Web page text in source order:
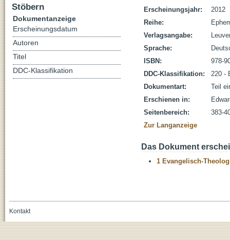
Erscheinungsjahr:
2012
Reihe:
Verlagsangabe:
Sprache:
ISBN:
978-
DDC-Klassifikation:
220 -
Dokumentart:
Teil
Erschienen in:
Seitenbereich:
383-
Zur Langanzeige
Das Dokument
1 Evangelisch-
Stöbern
Dokumentanzeige
Erscheinungsdatum
Autoren
Titel
DDC-Klassifikation
Kontakt